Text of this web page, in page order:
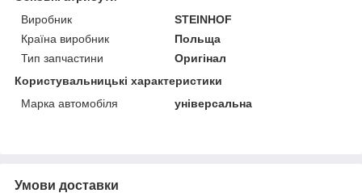
Виробник
STEINHOF
Країна виробник
Польща
Тип запчастини
Оригінал
Користувальницькі характеристики
Марка автомобіля
універсальна
Умови доставки